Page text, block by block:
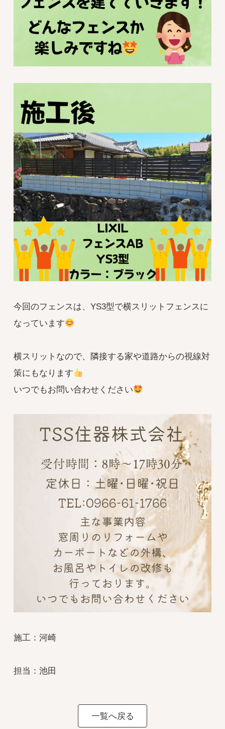
今回のフェンスは、YS3型で横スリットフェンスに
なっています
横スリットなので、隣接する家や道路からの視線対
策にもなります
いつでもお問い合わせください
施工：河崎
担当：池田
一覧へ戻る